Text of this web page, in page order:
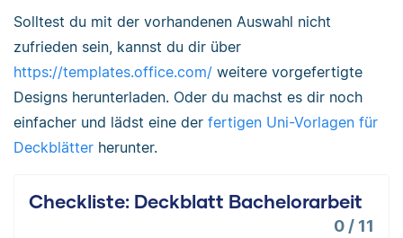
Solltest du mit der vorhandenen Auswahl nicht
zufrieden sein, kannst du dir über
https://templates.office.com/ weitere vorgefertigte
Designs herunterladen. Oder du machst es dir noch
einfacher und lädst eine der fertigen Uni-Vorlagen für
Deckblätter herunter.
Checkliste: Deckblatt Bachelorarbeit
0 / 11